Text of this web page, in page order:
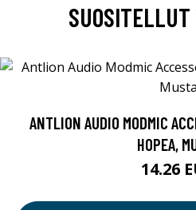
ANTLION AUDIO MODMIC
HOPEA,
14.26